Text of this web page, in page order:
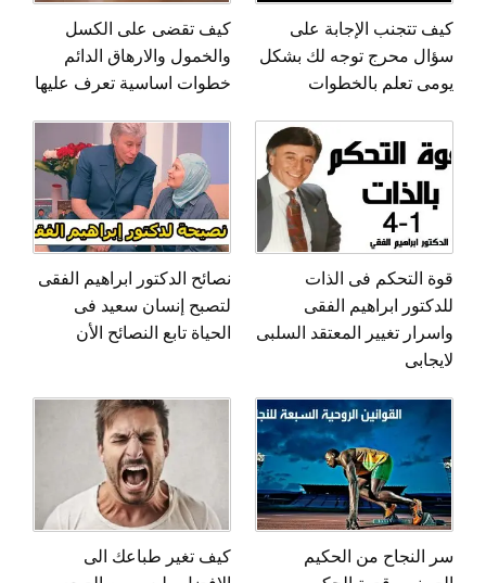
كيف تتجنب الإجابة على
سؤال محرج توجه لك بشكل
يومى تعلم بالخطوات
كيف تقضى على الكسل
والخمول والارهاق الدائم
خطوات اساسية تعرف عليها
قوة التحكم فى الذات
للدكتور ابراهيم الفقى
واسرار تغيير المعتقد السلبى
لايجابى
نصائح الدكتور ابراهيم الفقى
لتصبح إنسان سعيد فى
الحياة تابع النصائح الأن
سر النجاح من الحكيم
كيف تغير طباعك الى